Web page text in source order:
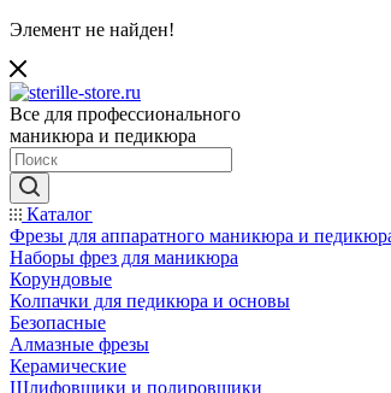
Элемент не найден!
Все для профессионального
маникюра и педикюра
Каталог
Фрезы для аппаратного маникюра и
Наборы фрез для маникюра
Корундовые
Колпачки для педикюра и основы
Безопасные
Алмазные фрезы
Керамические
Шлифовщики и полировщики